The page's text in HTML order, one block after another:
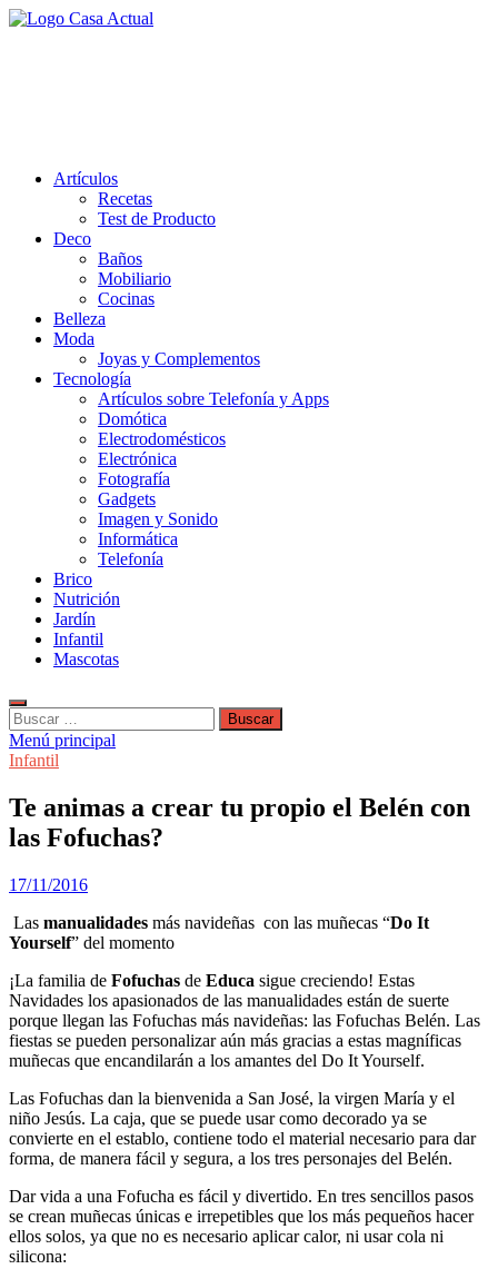
Saltar
Artículos
Recetas
Test de Producto
Deco
Baños
Mobiliario
Cocinas
Belleza
Moda
Joyas y Complementos
Tecnología
Artículos sobre Telefonía y Apps
Domótica
Electrodomésticos
Electrónica
Fotografía
Gadgets
Imagen y Sonido
Informática
Telefonía
Brico
Nutrición
Jardín
Infantil
Mascotas
Buscar:
Menú principal
Infantil
Te animas a crear tu propio el Belén con
las Fofuchas?
17/11/2016
Las manualidades más navideñas con las muñecas “Do It
Yourself” del momento
¡La familia de Fofuchas de Educa sigue creciendo! Estas
Navidades los apasionados de las manualidades están de suerte
porque llegan las Fofuchas más navideñas: las Fofuchas Belén. Las
fiestas se pueden personalizar aún más gracias a estas magníficas
muñecas que encandilarán a los amantes del Do It Yourself.
Las Fofuchas dan la bienvenida a San José, la virgen María y el
niño Jesús. La caja, que se puede usar como decorado ya se
convierte en el establo, contiene todo el material necesario para dar
forma, de manera fácil y segura, a los tres personajes del Belén.
Dar vida a una Fofucha es fácil y divertido. En tres sencillos pasos
se crean muñecas únicas e irrepetibles que los más pequeños hacer
ellos solos, ya que no es necesario aplicar calor, ni usar cola ni
silicona: